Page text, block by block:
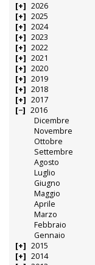
2026
2025
2024
2023
2022
2021
2020
2019
2018
2017
2016
Dicembre
Novembre
Ottobre
Settembre
Agosto
Luglio
Giugno
Maggio
Aprile
Marzo
Febbraio
Gennaio
2015
2014